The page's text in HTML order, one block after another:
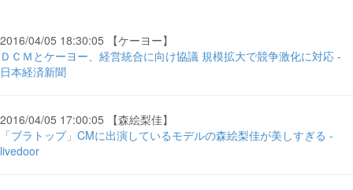
2016/04/05 18:30:05 【ケーヨー】
ＤＣＭとケーヨー、経営統合に向け協議 規模拡大で競争激化に対応 -
日本経済新聞
2016/04/05 17:00:05 【森絵梨佳】
「ブラトップ」CMに出演しているモデルの森絵梨佳が美しすぎる -
livedoor